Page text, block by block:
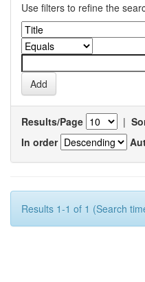
Use filters to refine the
Results/Page |
In order
Results 1-1 of 1 (Search